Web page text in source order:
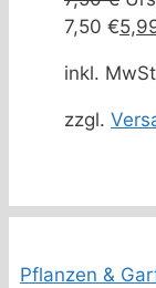
7,50 €
inkl.
zzgl.
Pflanzen &